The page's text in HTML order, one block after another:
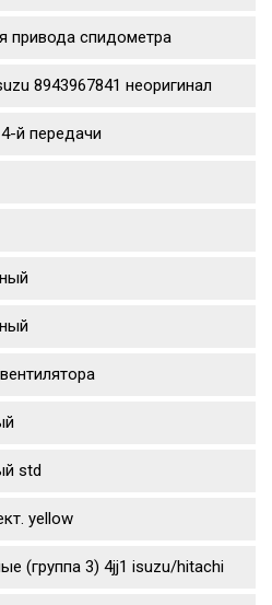
привода спидометра
8943967841 неоригинал
й передачи
std
yellow
(группа 3) 4jj1 isuzu/hitachi